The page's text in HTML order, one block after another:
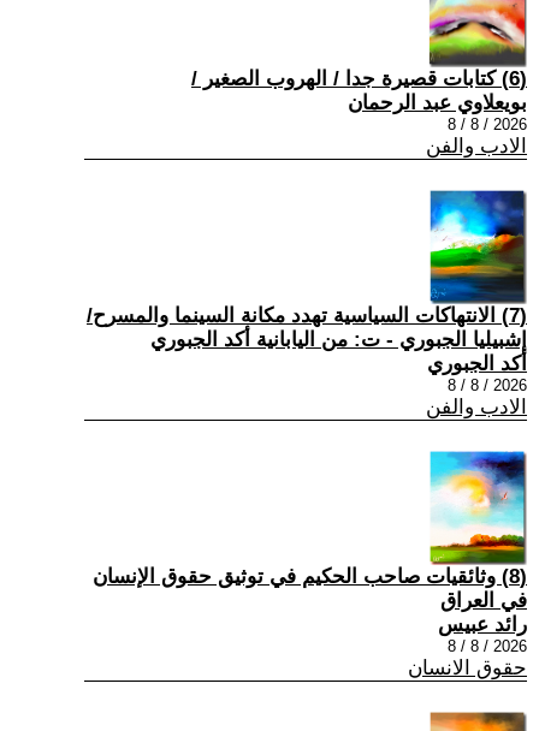
(6) كتابات قصيرة جدا / الهروب الصغير /
بويعلاوي عبد الرحمان
2026 / 8 / 8
الادب والفن
(7) الانتهاكات السياسية تهدد مكانة السينما والمسرح/
إشبيليا الجبوري - ت: من اليابانية أكد الجبوري
أكد الجبوري
2026 / 8 / 8
الادب والفن
(8) وثائقيات صاحب الحكيم في توثيق حقوق الإنسان
في العراق
رائد عبيس
2026 / 8 / 8
حقوق الانسان